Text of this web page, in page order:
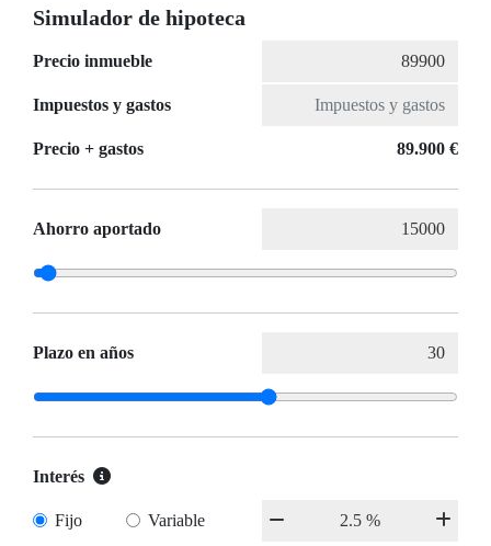
Simulador de hipoteca
Precio inmueble
Impuestos y gastos
Precio + gastos 89.900 €
Ahorro aportado
Plazo en años
Interés
Fijo Variable